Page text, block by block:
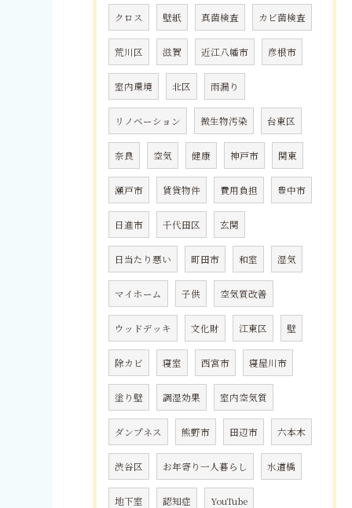
クロス 壁紙 真菌検査 カビ菌検査
荒川区 滋賀 近江八幡市 彦根市
室内環境 北区 雨漏り
リノベーション 微生物汚染 台東区
奈良 空気 健康 神戸市 関東
瀬戸市 賃貸物件 費用負担 豊中市
日進市 千代田区 玄関
日当たり悪い 町田市 和室 湿気
マイホーム 子供 空気質改善
ウッドデッキ 文化財 江東区 壁
除カビ 寝室 西宮市 寝屋川市
塗り壁 調湿効果 室内空気質
ダンプネス 熊野市 田辺市 六本木
渋谷区 お年寄り一人暮らし 水道橋
地下室 認知症 YouTube